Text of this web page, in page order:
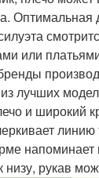
Оптимальная
или
лучших
и широкий
линию
низу, рукав